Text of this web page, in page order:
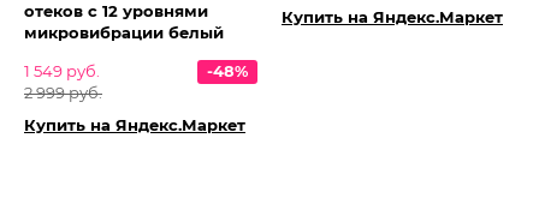
отеков с 12 уровнями
микровибрации белый
1 549 руб.
2 999 руб.
-48%
Купить на Яндекс.Маркет
Купить на Яндекс.Маркет